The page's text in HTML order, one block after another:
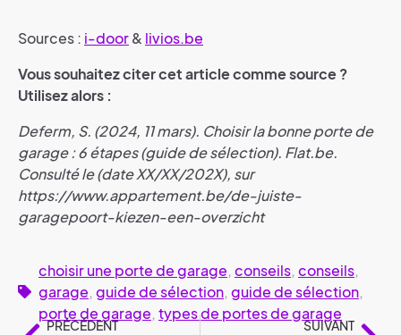
Sources : i-door& livios.be
Vous souhaitez citer cet article comme source ?
Utilisez alors :
Deferm, S. (2024, 11 mars). Choisir la bonne porte de
garage : 6 étapes (guide de sélection). Flat.be.
Consulté le (date XX/XX/202X), sur
https://www.appartement.be/de-juiste-
garagepoort-kiezen-een-overzicht
choisir une porte de garage, conseils, conseils,
garage, guide de sélection, guide de sélection,
porte de garage, types de portes de garage
PRÉCÉDENT
SUIVANT